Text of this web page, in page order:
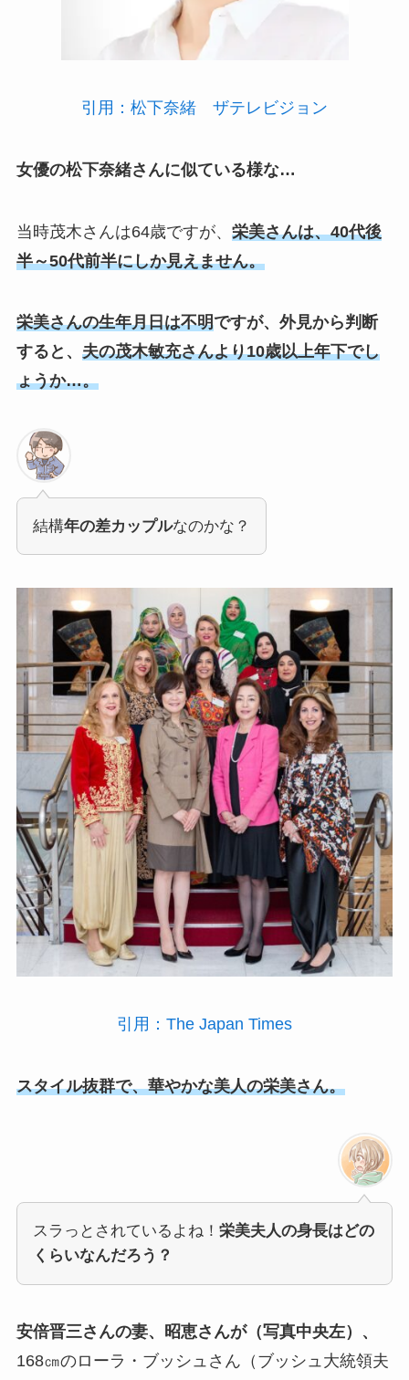
引用：松下奈緒 ザテレビジョン
女優の松下奈緒さんに似ている様な…
当時茂木さんは64歳ですが、 栄美さんは、40代後
半～50代前半にしか見えません。
栄美さんの生年月日は不明ですが、外見から判断
すると、 夫の茂木敏充さんより10歳以上年下でし
ょうか…。
結構年の差カップルなのかな？
引用：The Japan Times
スタイル抜群で、華やかな美人の栄美さん。
スラっとされているよね！ 栄美夫人の身長はどの
くらいなんだろう？
安倍晋三さんの妻、昭恵さんが（写真中央左）、
168㎝のローラ・ブッシュさん（ブッシュ大統領夫